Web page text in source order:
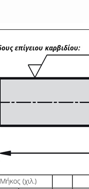
επίγειου καρβιδίου:
Μήκος (χιλ.)